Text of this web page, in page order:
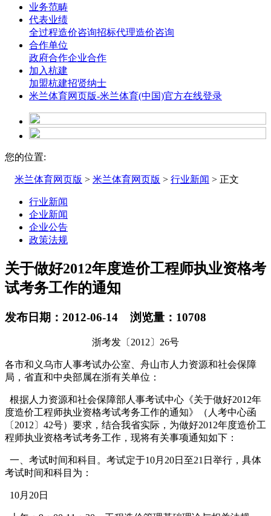
业务范畴
代表业绩
全过程造价咨询招标代理造价咨询
合作单位
政府合作企业合作
加入杭建
加盟杭建招贤纳士
米兰体育网页版-米兰体育(中国)官方在线登录
您的位置:
米兰体育网页版 > 米兰体育网页版 > 行业新闻 > 正文
行业新闻
企业新闻
企业公告
政策法规
关于做好2012年度造价工程师执业资格考
试考务工作的通知
发布日期：2012-06-14 浏览量：10708
浙考发〔2012〕26号
各市和义乌市人事考试办公室、舟山市人力资源和社会保障
局，省直和中央部属在浙有关单位：
根据人力资源和社会保障部人事考试中心《关于做好2012年
度造价工程师执业资格考试考务工作的通知》（人考中心函
〔2012〕42号）要求，结合我省实际，为做好2012年度造价工
程师执业资格考试考务工作，现将有关事项通知如下：
一、考试时间和科目。考试定于10月20日至21日举行，具体
考试时间和科目为：
10月20日